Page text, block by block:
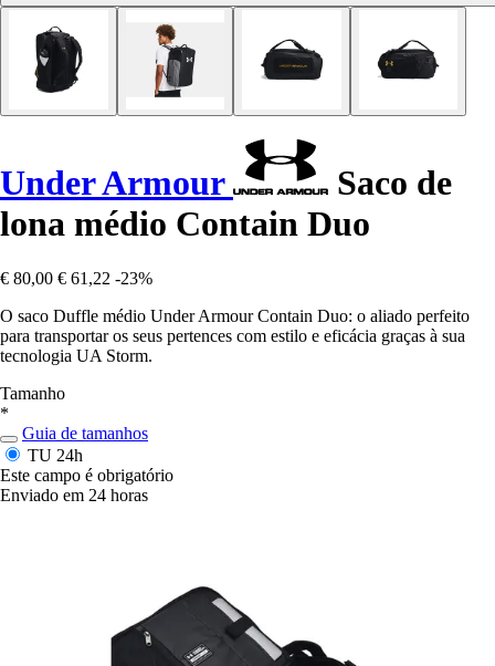
Under Armour
Saco de
lona médio Contain Duo
€ 80,00 € 61,22 -23%
O saco Duffle médio Under Armour Contain Duo: o aliado perfeito
para transportar os seus pertences com estilo e eficácia graças à sua
tecnologia UA Storm.
Tamanho
*
Guia de tamanhos
TU 24h
Este campo é obrigatório
Enviado em 24 horas